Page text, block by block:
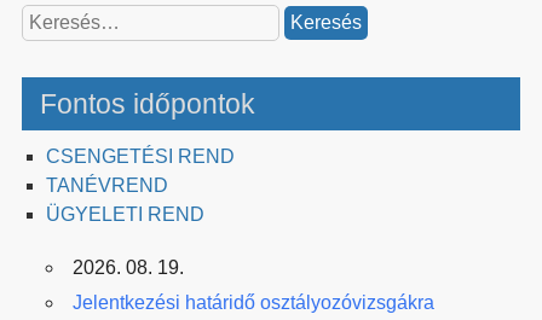
Keresés:
Fontos időpontok
CSENGETÉSI REND
TANÉVREND
ÜGYELETI REND
2026. 08. 19.
Jelentkezési határidő osztályozóvizsgákra